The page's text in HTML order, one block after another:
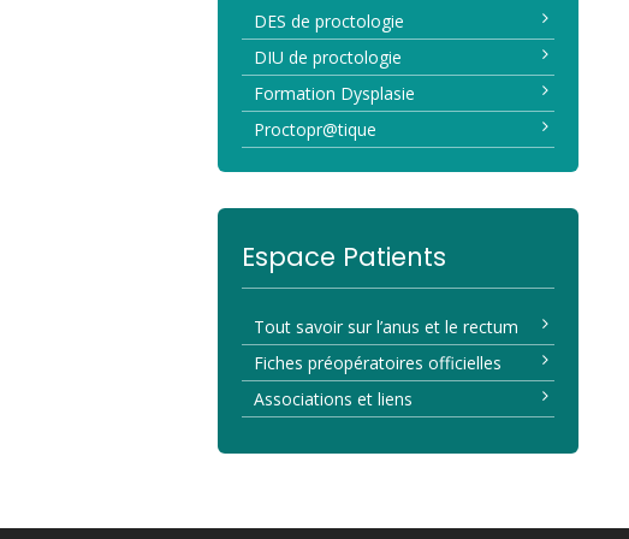
DES de proctologie
DIU de proctologie
Formation Dysplasie
Proctopr@tique
Espace Patients
Tout savoir sur l’anus et le rectum
Fiches préopératoires officielles
Associations et liens